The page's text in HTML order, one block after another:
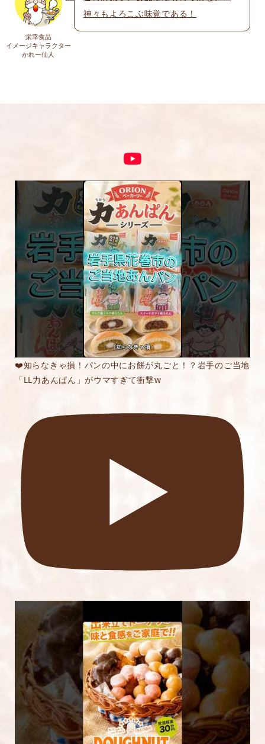
上に表示された文字を入力してください。
5段階評価をつけてください
★
★★
★★★
★★★★
★★★★★
内容をご確認の上、「レビューを送信する」ボ
タンから送信ください。
栄幸食品
イメージキャラクター
かれー仙人
神々もよろこぶ味覚である！
❤️知らなきゃ損！パンの中にお餅が丸ごと！？岩手のご当地
「LL力あんぱん」がウマすぎて衝撃w